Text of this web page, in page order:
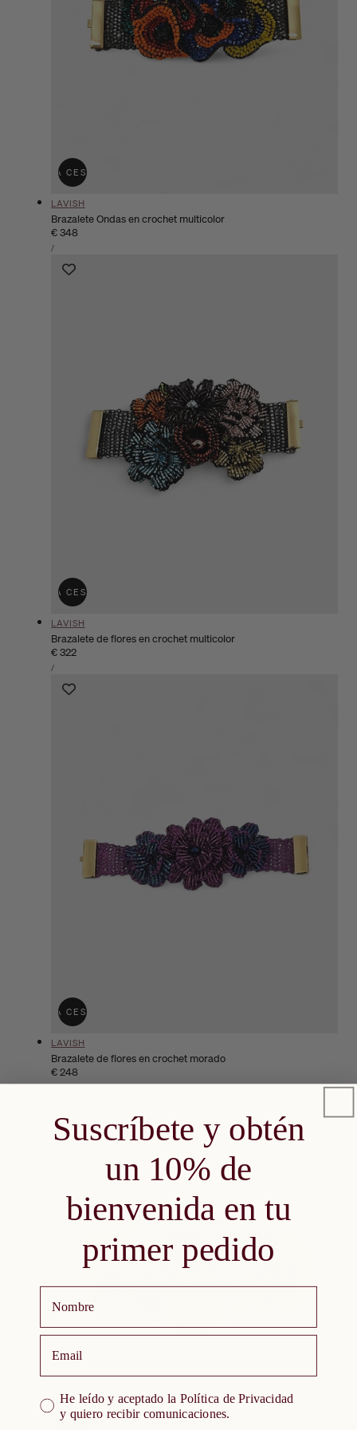
A LA CESTA
Proveedor:
LAVISH
Brazalete Ondas en crochet multicolor
Precio
habitual
€ 348
PRECIO
UNITARIO
/POR
A LA CESTA
Proveedor:
LAVISH
Brazalete de flores en crochet multicolor
Precio
habitual
€ 322
PRECIO
UNITARIO
/POR
A LA CESTA
Proveedor:
LAVISH
Brazalete de flores en crochet morado
Precio
habitual
€ 248
PRECIO
/POR
Suscríbete y obtén
un 10% de
bienvenida en tu
primer pedido
He leído y aceptado la Política de Privacidad y quiero
He leído y aceptado la Política de Privacidad
y quiero recibir comunicaciones.